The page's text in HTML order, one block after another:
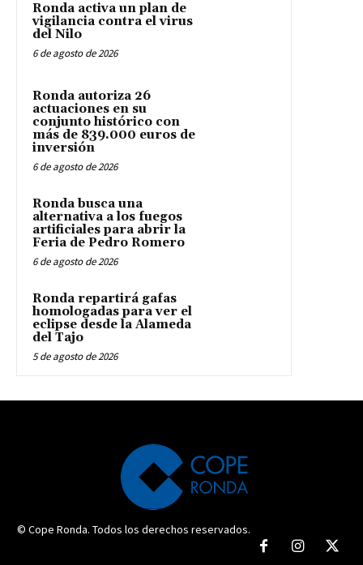
Ronda activa un plan de
vigilancia contra el virus
del Nilo
6 de agosto de 2026
Ronda autoriza 26
actuaciones en su
conjunto histórico con
más de 839.000 euros de
inversión
6 de agosto de 2026
Ronda busca una
alternativa a los fuegos
artificiales para abrir la
Feria de Pedro Romero
6 de agosto de 2026
Ronda repartirá gafas
homologadas para ver el
eclipse desde la Alameda
del Tajo
5 de agosto de 2026
© Cope Ronda. Todos los derechos reservados.